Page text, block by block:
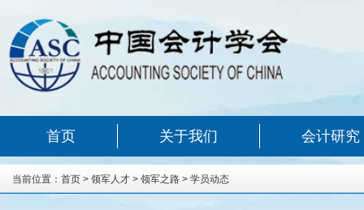
首页 关于我们 会计研究
当前位置： 首页 > 领军人才 > 领军之路 > 学员动态